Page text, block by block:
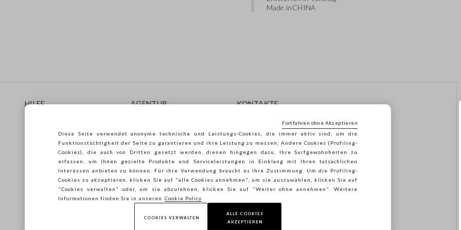
Made inCHINA
HILFE
Lieferungen
Rücksendungen
Care Guide
Leitfaden zur Größe
AGENTUR
Verkaufsbedingungen
Franchsing
Accessibility
Nachhaltigkeit
KONTAKTE
Senden Sie Uns Eine E-Mail
Folgen Sie Ihrer
Bestellung/Rücksendung
Diese Seite verwendet anonyme technische und Leistungs-Cookies, die immer aktiv sind, um die
Funktionstüchtigkeit der Seite zu garantieren und ihre Leistung zu messen; Andere Cookies (Profiling-
Cookies), die auch von Dritten gesetzt werden, dienen hingegen dazu, Ihre Surfgewohnheiten zu
erfassen, um Ihnen gezielte Produkte und Serviceleistungen in Einklang mit Ihren tatsächlichen
Interessen anbieten zu können. Für ihre Verwendung braucht es Ihre Zustimmung. Um die Profiling-
Cookies zu akzeptieren, klicken Sie auf "alle Cookies annehmen", um sie auszuwählen, klicken Sie auf
"Cookies verwalten" oder, um sie abzulehnen, klicken Sie auf "Weiter ohne annehmen". Weitere
Informationen finden Sie in unseren Cookie Policy
COOKIES VERWALTEN
ALLE COOKIES
AKZEPTIEREN
Fortfahren ohne Akzeptieren